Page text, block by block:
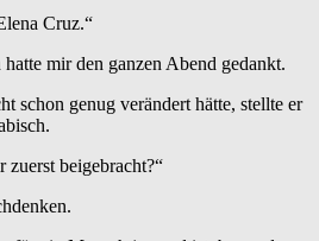
Cruz.“
mir den ganzen Abend gedankt.
schon genug verändert hätte, stellte er
zuerst beigebracht?“